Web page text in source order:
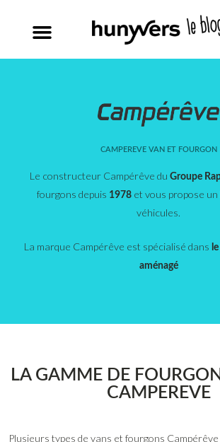
CAMPEREVE VAN ET FOURGON
Le constructeur Campérêve du Groupe
fourgons depuis 1978et vous propose un
véhicules.
La marque Campérêve est spécialisé dans le
aménagé
LA GAMME DE
CAMPEREVE
Plusieurs types de vans et fourgons